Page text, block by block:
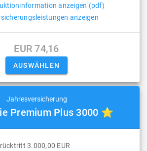
anzeigen (pdf)
anzeigen
EUR 74,16
Jahresversicherung
Premium Plus 3000 ⭐
3.000,00 EUR